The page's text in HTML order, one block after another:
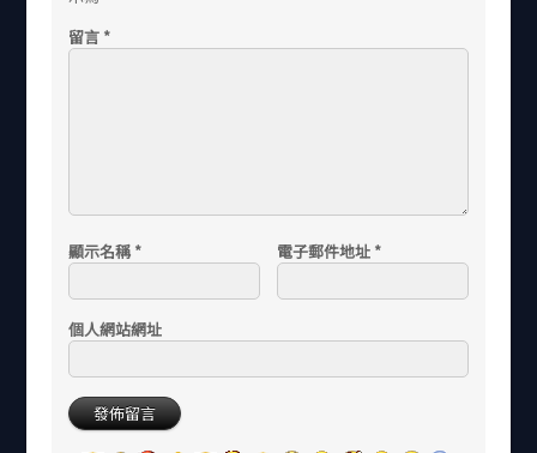
留言 *
顯示名稱 * 電子郵件地址 *
個人網站網址